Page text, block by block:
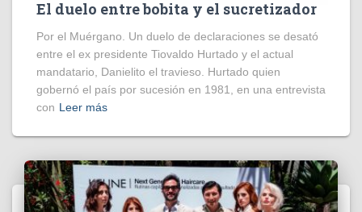
El duelo entre bobita y el sucretizador
Por el Muérgano. Un duelo de declaraciones se desató
entre el ex presidente Tiovaldo Hurtado y el actual
mandatario, Danielito el travieso. Hurtado quien
gobernó el país por sucesión en 1981, en una entrevista
con Leer más